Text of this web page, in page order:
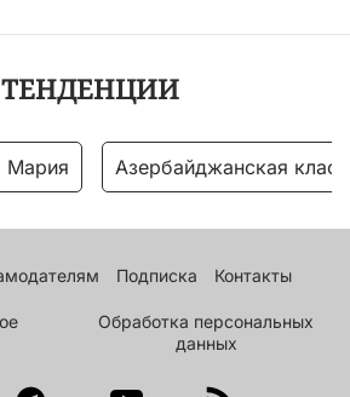
ТЕНДЕНЦИИ
Мария Азербайджанская
Подписка Контакты
Обработка персональных
данных